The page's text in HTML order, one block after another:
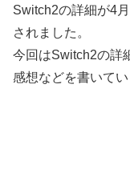
Switch2の詳細が4
されました。
今回はSwitch2の詳
感想などを書いてい